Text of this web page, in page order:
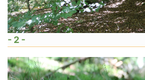
- 2 -